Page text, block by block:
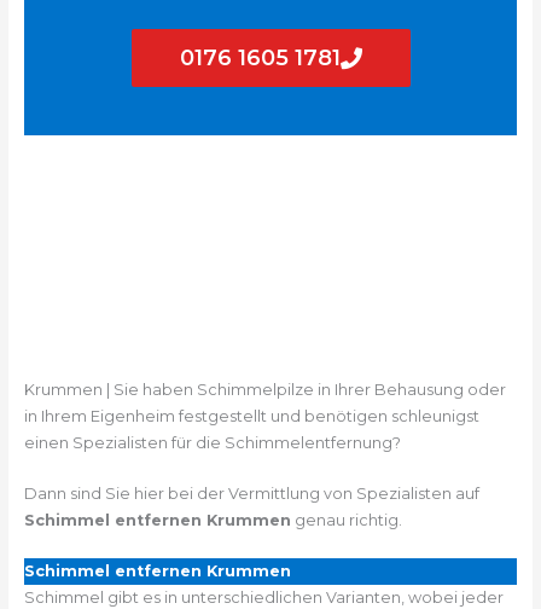
0176 1605 1781
Krummen | Sie haben Schimmelpilze in Ihrer Behausung oder
in Ihrem Eigenheim festgestellt und benötigen schleunigst
einen Spezialisten für die Schimmelentfernung?
Dann sind Sie hier bei der Vermittlung von Spezialisten auf
Schimmel entfernen Krummen genau richtig.
Schimmel entfernen Krummen
Schimmel gibt es in unterschiedlichen Varianten, wobei jeder